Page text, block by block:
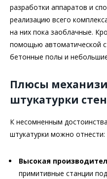
разработки аппаратов и
реализацию всего
на них пока заоблачные.
помощью автоматической
бетонные полы и
Плюсы
штукатурки стен
К несомненным
штукатурки можно отнести:
Высокая
примитивные станции